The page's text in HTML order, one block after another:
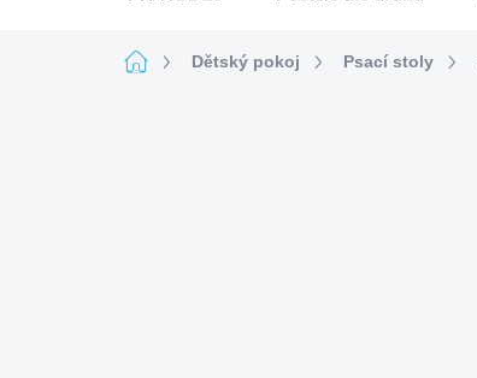
DomůDětský pokoj Psací stoly